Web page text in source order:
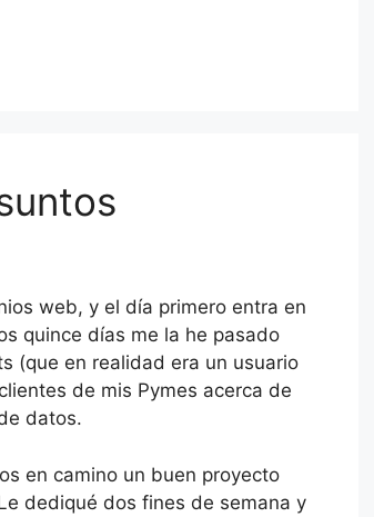
web, y el día primero entra en
quince días me la he pasado
(que en realidad era un usuario
de mis Pymes acerca de
datos.
en camino un buen proyecto
dediqué dos fines de semana y